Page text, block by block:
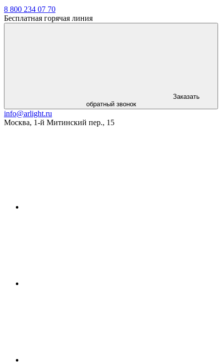
8 800 234 07 70
Бесплатная горячая линия
Заказать
обратный звонок
info@arlight.ru
Москва, 1-й Митинский пер., 15